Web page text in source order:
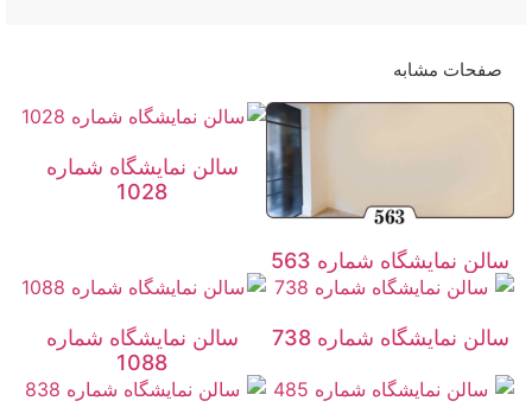
صفحات مشابه
سالن نمایشگاه شماره 563
سالن نمایشگاه شماره
1028
سالن نمایشگاه شماره 738
سالن نمایشگاه شماره
1088